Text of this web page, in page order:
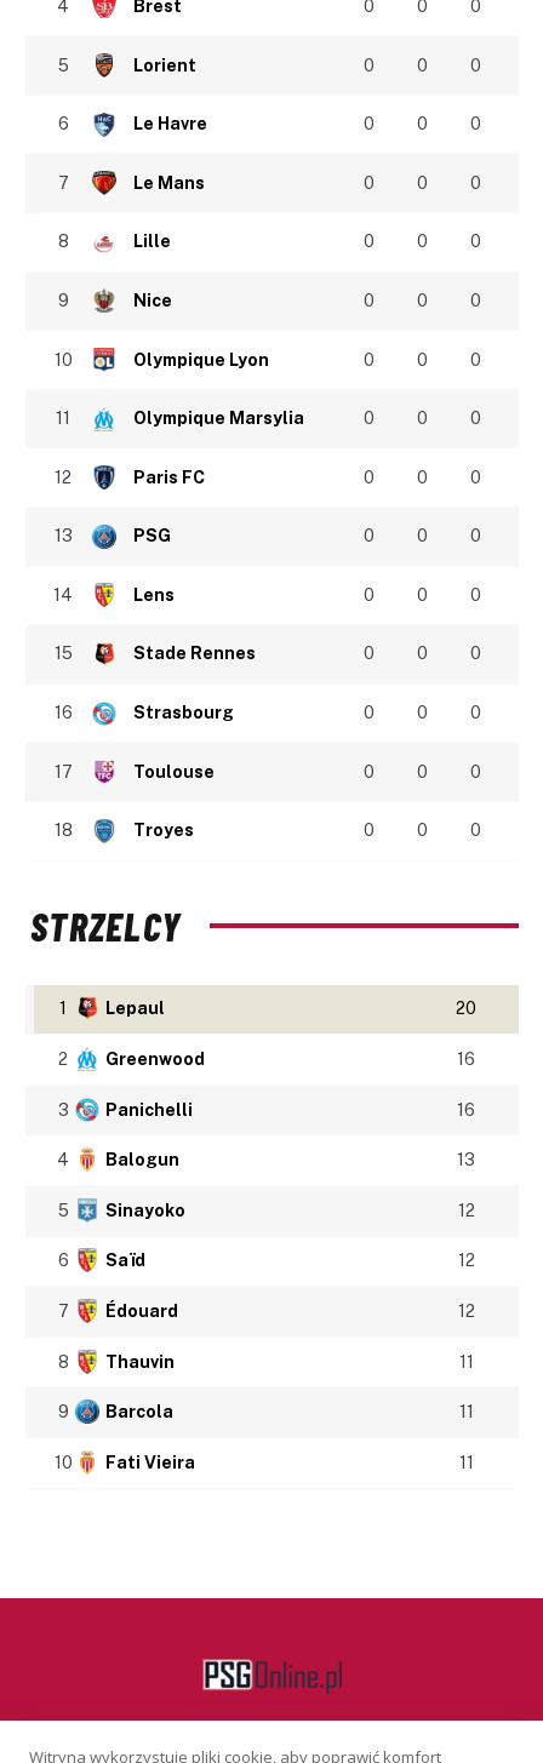
4 Brest 0 0 0
5 Lorient 0 0 0
6 Le Havre 0 0 0
7 Le Mans 0 0 0
8 Lille 0 0 0
9 Nice 0 0 0
10 Olympique Lyon 0 0 0
11 Olympique Marsylia 0 0 0
12 Paris FC 0 0 0
13 PSG 0 0 0
14 Lens 0 0 0
15 Stade Rennes 0 0 0
16 Strasbourg 0 0 0
17 Toulouse 0 0 0
18 Troyes 0 0 0
STRZELCY
1 Lepaul 20
2 Greenwood 16
3 Panichelli 16
4 Balogun 13
5 Sinayoko 12
6 Saïd 12
7 Édouard 12
8 Thauvin 11
9 Barcola 11
10 Fati Vieira 11
Witryna wykorzystuje pliki cookie, aby poprawić komfort